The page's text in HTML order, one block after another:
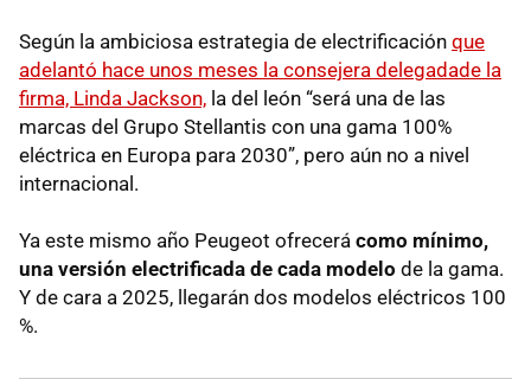
Según la ambiciosa estrategia de electrificación que
adelantó hace unos meses la consejera delegadade la
firma, Linda Jackson, la del león “será una de las
marcas del Grupo Stellantis con una gama 100%
eléctrica en Europa para 2030”, pero aún no a nivel
internacional.
Ya este mismo año Peugeot ofrecerá como mínimo,
una versión electrificada de cada modelo de la gama.
Y de cara a 2025, llegarán dos modelos eléctricos 100
%.